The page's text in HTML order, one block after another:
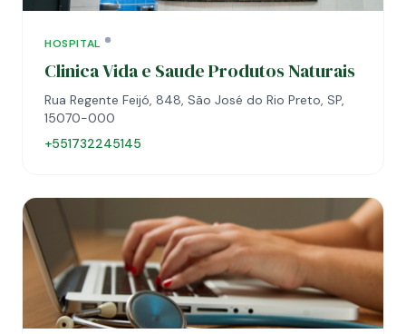
HOSPITAL
Clinica Vida e Saude Produtos Naturais
Rua Regente Feijó, 848, São José do Rio Preto, SP,
15070-000
+551732245145